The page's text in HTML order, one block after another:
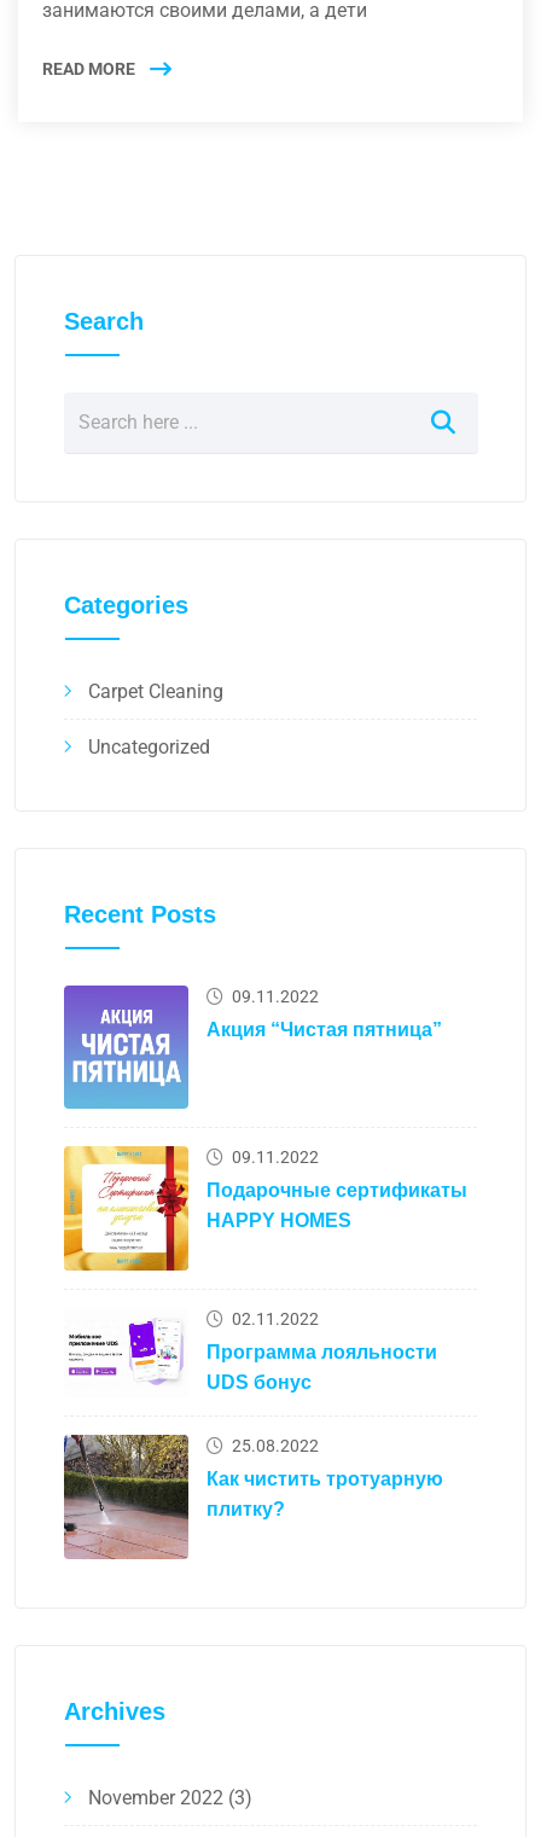
занимаются своими делами, а дети
READ MORE
Search
Categories
Carpet Cleaning
Uncategorized
Recent Posts
09.11.2022
Акция “Чистая пятница”
09.11.2022
Подарочные сертификаты
HAPPY HOMES
02.11.2022
Программа лояльности
UDS бонус
25.08.2022
Как чистить тротуарную
плитку?
Archives
November 2022 (3)